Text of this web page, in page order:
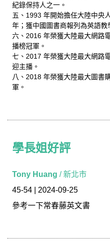
紀錄保持人之一。
五、1993 年開始擔任大陸中央
年；獲中國圖書商報列為英語教
六、2016 年榮獲大陸最大網路
播榜冠軍。
七、2017 年榮獲大陸最大網路
迎主播。
八、2018 年榮獲大陸最大圖書
軍。
學長姐好評
Tony Huang / 新北市
45-54 | 2024-09-25
參考一下常春藤英文書